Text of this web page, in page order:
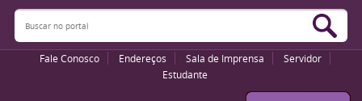
Buscar no portal
Fale Conosco Endereços Sala de Imprensa
Servidor
Estudante